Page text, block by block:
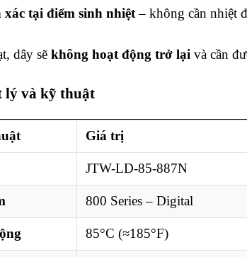
xác tại điểm sinh nhiệt– không cần nhiệt
dây sẽ không hoạt động trở lại và cần
lý và kỹ thuật
Giá trị
JTW-LD-85-887N
800 Series – Digital
85°C (≈185°F)